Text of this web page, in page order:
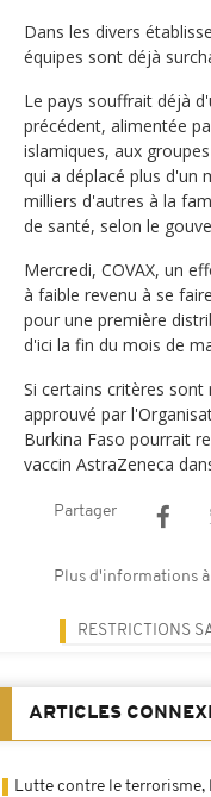
Dans les divers
équipes sont déjà
Le pays souffrait déjà
précédent, alimentée
islamiques, aux
qui a déplacé plus d'un
milliers d'autres à la
de santé, selon le
Mercredi, COVAX, un
à faible revenu à se
pour une première
d'ici la fin du mois de
Si certains critères
approuvé par
Burkina Faso pourrait
vaccin AstraZeneca
Partager
Plus d'informations
RESTRICTIONS
ARTICLES
Lutte contre le terrorisme,